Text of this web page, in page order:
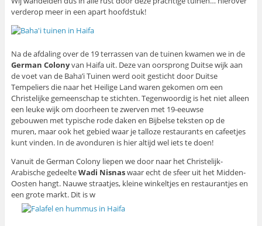
verderop meer in een apart hoofdstuk!
Na de afdaling over de 19 terrassen van de tuinen kwamen we in de
German Colonyvan Haifa uit. Deze van oorsprong Duitse wijk aan
de voet van de Baha’i Tuinen werd ooit gesticht door Duitse
Tempeliers die naar het Heilige Land waren gekomen om een
Christelijke gemeenschap te stichten. Tegenwoordig is het niet alleen
een leuke wijk om doorheen te zwerven met 19-eeuwse
gebouwen met typische rode daken en Bijbelse teksten op de
muren, maar ook het gebied waar je talloze restaurants en cafeetjes
kunt vinden. In de avonduren is hier altijd wel iets te doen!
Vanuit de German Colony liepen we door naar het Christelijk-
Arabische gedeelteWadi Nisnaswaar echt de sfeer uit het Midden-
Oosten hangt. Nauwe straatjes, kleine winkeltjes en restaurantjes en
een grote markt. Dit is w